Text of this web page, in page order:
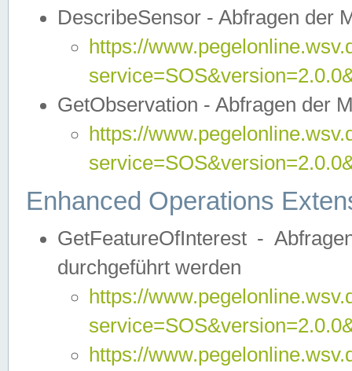
DescribeSensor - Abfragen der
https://
GetObservation - Abfragen der
https://
Enhanced Operations
GetFeatureOfInterest -
durchgeführt werden
https://
https://